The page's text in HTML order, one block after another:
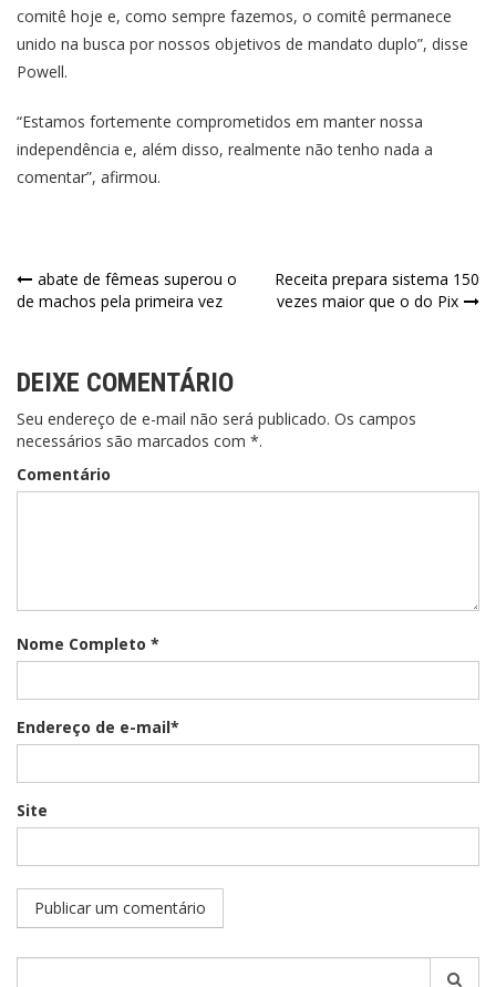
comitê hoje e, como sempre fazemos, o comitê permanece
unido na busca por nossos objetivos de mandato duplo”, disse
Powell.
“Estamos fortemente comprometidos em manter nossa
independência e, além disso, realmente não tenho nada a
comentar”, afirmou.
Navegação
abate de fêmeas superou o
de machos pela primeira vez
Receita prepara sistema 150
vezes maior que o do Pix
DEIXE COMENTÁRIO
Seu endereço de e-mail não será publicado. Os campos
necessários são marcados com *.
Comentário
Nome Completo *
Endereço de e-mail*
Site